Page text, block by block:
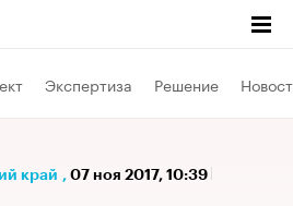
Экспертиза Решение
край , 07 ноя 2017, 10:39